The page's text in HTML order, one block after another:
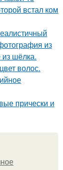
встал ком
из
из шёлка.
волос.
прически и